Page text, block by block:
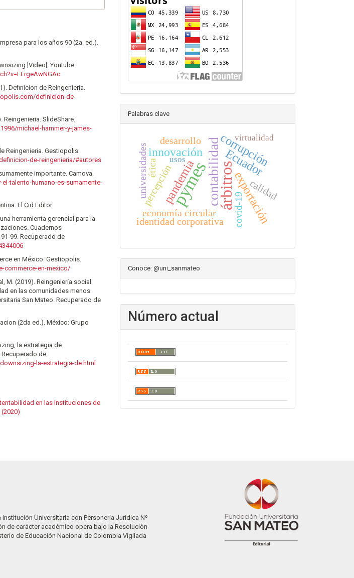
para los años 90 (2a. ed.).
[Video]. Youtube.
Definicion de Reingenieria.
definicion-de-
Reingenieria. SlideShare.
michael-hammer-y-james-
Reingenieria. Gestiopolis.
de-reingenieria/#autores
importante. Camova.
talento-humano-es-sumamente-
El Cid Editor.
herramienta gerencial para la
Cuadernos
99. Recuperado de
en México. Gestiopolis.
commerce-en-mexico/
M. (2019). Reingeniería social
en las comunidades menos
San Mateo. Recuperado de
(2da ed.). México: Grupo
la estrategia de
de
la-estrategia-de.html
en las Instituciones de
Palabras clave
pymesárbitros
contabilidadEcuador
pandemia exportación
innovación corrupción
economía circular
universidadespercepción
identidad corporativa
ética
calidad
covid-19
desarrollo virtualidad
usos
Conoce: @uni_sanmateo
Número actual
institución Universitaria con Personería Jurídica Nº
de carácter académico opera bajo la Resolución
de Educación Nacional de Colombia Vigilada